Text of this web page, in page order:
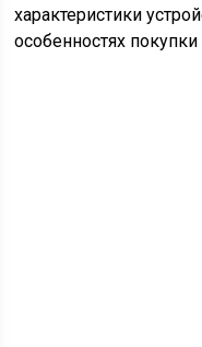
характеристики
особенностях покупки